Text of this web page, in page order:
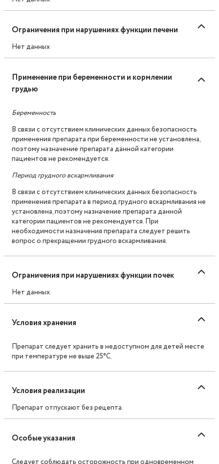
Ограничения при нарушениях функции печени
Нет данных
Применение при беременности и кормлении
грудью
Беременность
В связи с отсутствием клинических данных безопасность
применения препарата при беременности не установлена,
поэтому назначение препарата данной категории
пациентов не рекомендуется.
Период грудного вскармливания
В связи с отсутствием клинических данных безопасность
применения препарата в период грудного вскармливания не
установлена, поэтому назначение препарата данной
категории пациентов не рекомендуется. При
необходимости назначения препарата следует решить
вопрос о прекращении грудного вскармливания.
Ограничения при нарушениях функции почек
Нет данных
Условия хранения
Препарат следует хранить в недоступном для детей месте
при температуре не выше 25°C.
Условия реализации
Препарат отпускают без рецепта.
Особые указания
Следует соблюдать осторожность при одновременном